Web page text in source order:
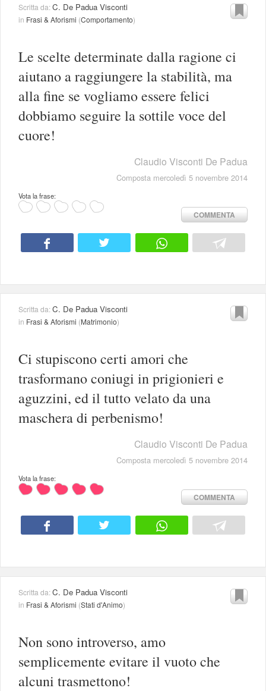
Scritta da:C. De Padua Visconti
in Frasi & Aforismi (Comportamento)
Le scelte determinate dalla ragione ci
aiutano a raggiungere la stabilità, ma
alla fine se vogliamo essere felici
dobbiamo seguire la sottile voce del
cuore!
Claudio Visconti De Padua
Composta mercoledì 5 novembre 2014
Vota la frase:
COMMENTA
Scritta da:C. De Padua Visconti
in Frasi & Aforismi (Matrimonio)
Ci stupiscono certi amori che
trasformano coniugi in prigionieri e
aguzzini, ed il tutto velato da una
maschera di perbenismo!
Claudio Visconti De Padua
Composta mercoledì 5 novembre 2014
Vota la frase:
COMMENTA
Scritta da:C. De Padua Visconti
in Frasi & Aforismi (Stati d'Animo)
Non sono introverso, amo
semplicemente evitare il vuoto che
alcuni trasmettono!